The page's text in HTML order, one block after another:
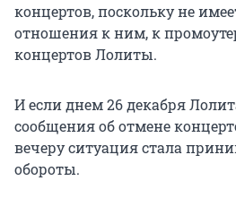
концертов, поскольку не
отношения к ним, к
концертов Лолиты.
И если днем 26 декабря
сообщения об отмене
вечеру ситуация стала
обороты.